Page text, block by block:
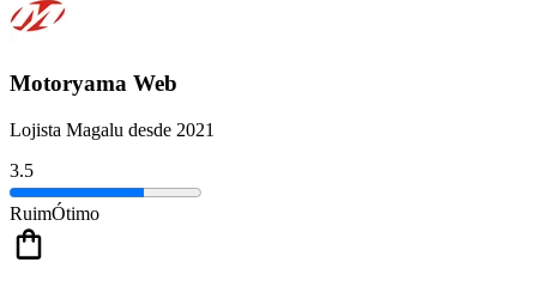
Motoryama Web
Lojista Magalu desde 2021
3.5
RuimÓtimo